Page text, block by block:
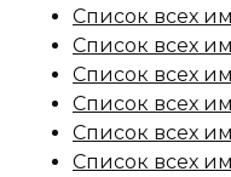
Список всех
Список всех
Список всех
Список всех
Список всех
Список всех